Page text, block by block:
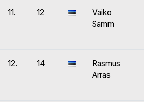
11. 12
Vaiko
Samm
12. 14
Rasmus
Arras